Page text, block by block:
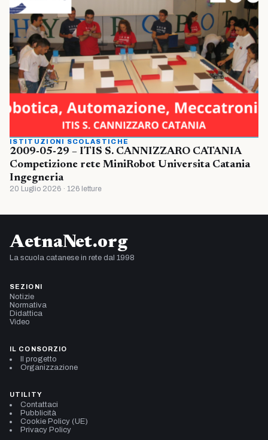
ISTITUZIONI SCOLASTICHE
2009-05-29 – ITIS S. CANNIZZARO CATANIA
Competizione rete MiniRobot Universita Catania
Ingegneria
20 Luglio 2026 · 126 letture
AetnaNet.org
La scuola catanese in rete dal 1998
SEZIONI
Notizie
Normativa
Didattica
Video
IL CONSORZIO
Il progetto
Organizzazione
UTILITY
Contattaci
Pubblicità
Cookie Policy (UE)
Privacy Policy